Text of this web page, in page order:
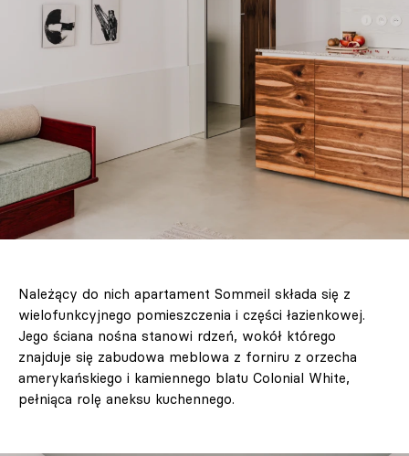
Należący do nich apartament Sommeil składa się z
wielofunkcyjnego pomieszczenia i części łazienkowej.
Jego ściana nośna stanowi rdzeń, wokół którego
znajduje się zabudowa meblowa z forniru z orzecha
amerykańskiego i kamiennego blatu Colonial White,
pełniąca rolę aneksu kuchennego.